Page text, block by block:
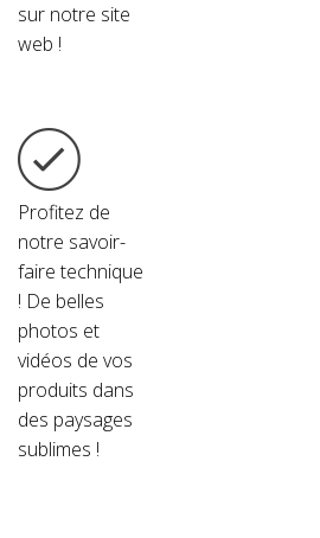
sur notre site
web !
Profitez de
notre savoir-
faire technique
! De belles
photos et
vidéos de vos
produits dans
des paysages
sublimes !